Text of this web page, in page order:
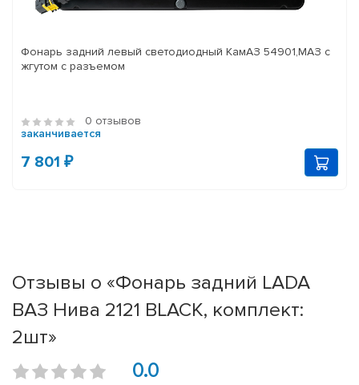
Фонарь задний левый светодиодный КамАЗ 54901,МАЗ с
жгутом с разъемом
0 отзывов
заканчивается
7 801 ₽
Отзывы о «Фонарь задний LADA
ВАЗ Нива 2121 BLACK, комплект:
2шт»
0.0